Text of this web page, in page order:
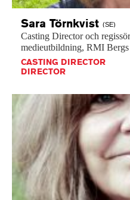
Sara Törnkvist (SE)
Casting Director och
medieutbildning, RMI Bergs
CASTING DIRECTOR
DIRECTOR